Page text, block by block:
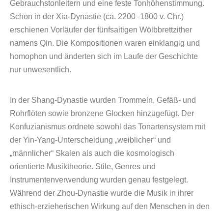
Gebrauchstonleitern und eine feste Tonhöhenstimmung.
Schon in der Xia-Dynastie (ca. 2200–1800 v. Chr.)
erschienen Vorläufer der fünfsaitigen Wölbbrettzither
namens Qin. Die Kompositionen waren einklangig und
homophon und änderten sich im Laufe der Geschichte
nur unwesentlich.
In der Shang-Dynastie wurden Trommeln, Gefäß- und
Rohrflöten sowie bronzene Glocken hinzugefügt. Der
Konfuzianismus ordnete sowohl das Tonartensystem mit
der Yin-Yang-Unterscheidung „weiblicher“ und
„männlicher“ Skalen als auch die kosmologisch
orientierte Musiktheorie. Stile, Genres und
Instrumentenverwendung wurden genau festgelegt.
Während der Zhou-Dynastie wurde die Musik in ihrer
ethisch-erzieherischen Wirkung auf den Menschen in den